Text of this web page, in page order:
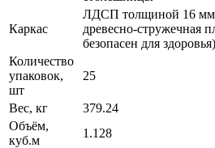
Каркас
ЛДСП толщиной 16 мм
древесно-стружечная
безопасен для здоровья)
Количество
упаковок,
шт
25
Вес, кг
379.24
Объём,
куб.м
1.128